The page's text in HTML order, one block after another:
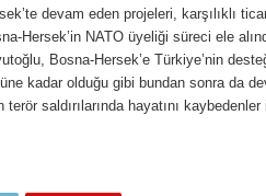
devam eden projeleri, karşılıklı
Hersek’in NATO üyeliği süreci ele
Bosna-Hersek’e Türkiye’nin
kadar olduğu gibi bundan sonra da
saldırılarında hayatını kaybedenler